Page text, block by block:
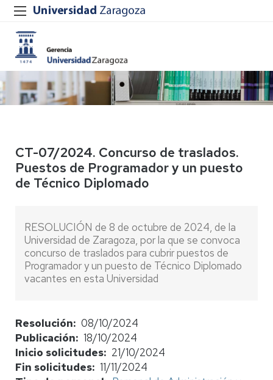
CT-07/2024. Concurso de traslados.
Puestos de Programador y un puesto
de Técnico Diplomado
RESOLUCIÓN de 8 de octubre de 2024, de la
Universidad de Zaragoza, por la que se convoca
concurso de traslados para cubrir puestos de
Programador y un puesto de Técnico Diplomado
vacantes en esta Universidad
Resolución
08/10/2024
Publicación
18/10/2024
Inicio solicitudes
21/10/2024
Fin solicitudes 11/11/2024